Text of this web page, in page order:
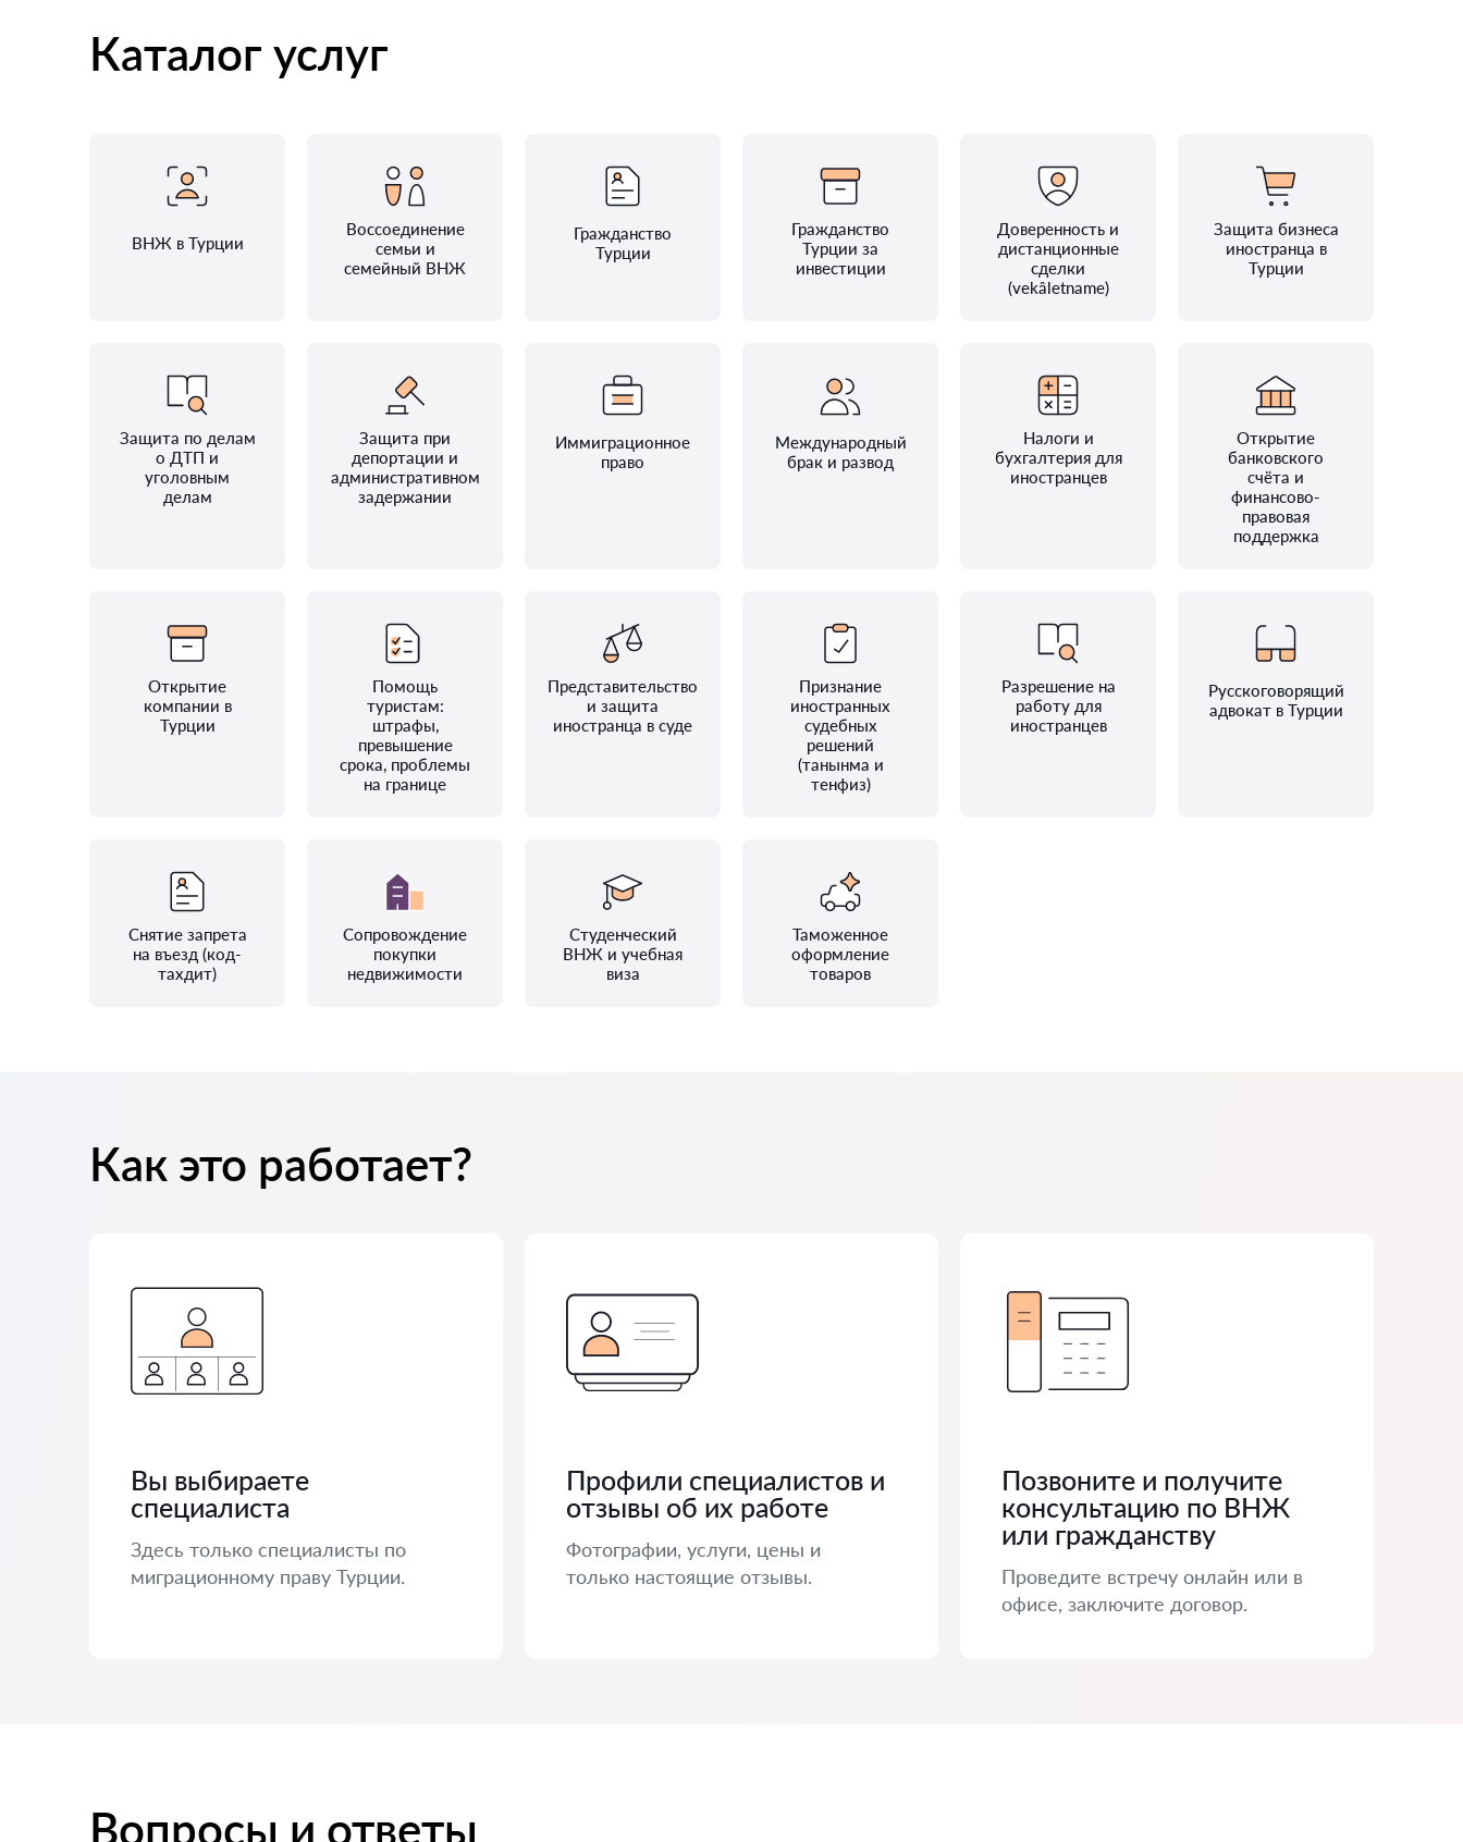
Каталог услуг
ВНЖ в Турции
Воссоединение
семьи и
семейный ВНЖ
Гражданство
Турции
Гражданство
Турции за
инвестиции
Доверенность и
дистанционные
сделки
(vekâletname)
Защита бизнеса
иностранца в
Турции
Защита по делам
о ДТП и
уголовным
делам
Защита при
депортации и
административном
задержании
Иммиграционное
право
Международный
брак и развод
Налоги и
бухгалтерия для
иностранцев
Открытие
банковского
счёта и
финансово-
правовая
поддержка
Открытие
компании в
Турции
Помощь
туристам:
штрафы,
превышение
срока, проблемы
на границе
Представительство
и защита
иностранца в суде
Признание
иностранных
судебных
решений
(танынма и
тенфиз)
Разрешение на
работу для
иностранцев
Русскоговорящий
адвокат в Турции
Снятие запрета
на въезд (код-
тахдит)
Сопровождение
покупки
недвижимости
Студенческий
ВНЖ и учебная
виза
Таможенное
оформление
товаров
Как это работает?
Вы выбираете
специалиста
Здесь только специалисты по
миграционному праву Турции.
Профили специалистов и
отзывы об их работе
Фотографии, услуги, цены и
только настоящие отзывы.
Позвоните и получите
консультацию по ВНЖ
или гражданству
Проведите встречу онлайн или в
офисе, заключите договор.
Вопросы и ответы